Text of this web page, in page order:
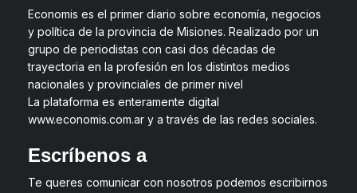
Economis es el primer diario sobre economía, negocios
y política de la provincia de Misiones. Realizado por un
grupo de periodistas con casi dos décadas de
trayectoria en la profesión en los distintos medios
nacionales y provinciales de primer nivel
La plataforma es enteramente digital
www.economis.com.ar y a través de las redes sociales.
Escríbenos a
Te queres comunicar con nosotros podemos escribirnos